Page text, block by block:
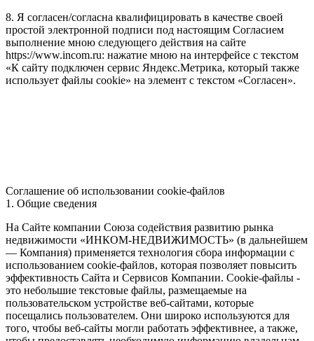
8. Я согласен/согласна квалифицировать в качестве своей
простой электронной подписи под настоящим Согласием
выполнение мною следующего действия на сайте
https://www.incom.ru: нажатие мною на интерфейсе с текстом
«К сайту подключен сервис Яндекс.Метрика, который также
использует файлы cookie» на элемент с текстом «Согласен».
Соглашение об использовании cookie-файлов
1. Общие сведения
На Сайте компании Союза содействия развитию рынка
недвижимости «ИНКОМ-НЕДВИЖИМОСТЬ» (в дальнейшем
— Компания) применяется технология сбора информации с
использованием cookie-файлов, которая позволяет повысить
эффективность Сайта и Сервисов Компании. Сookie-файлы -
это небольшие текстовые файлы, размещаемые на
пользовательском устройстве веб-сайтами, которые
посещались пользователем. Они широко используются для
того, чтобы веб-сайты могли работать эффективнее, а также,